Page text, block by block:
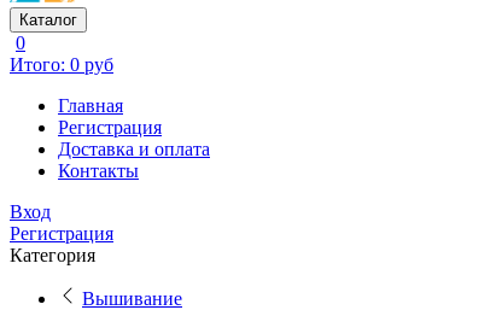
Каталог
0
Итого: 0 руб
Главная
Регистрация
Доставка и оплата
Контакты
Вход
Регистрация
Категория
Вышивание